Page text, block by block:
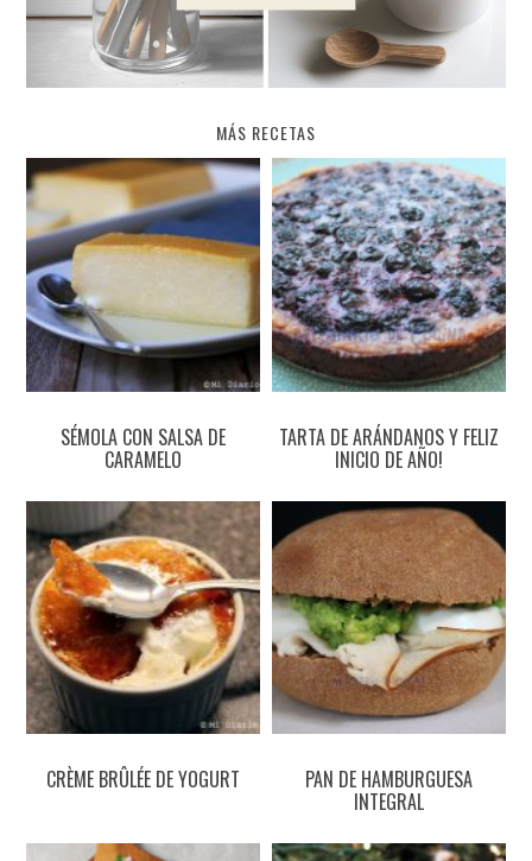
MÁS RECETAS
SÉMOLA CON SALSA DE
CARAMELO
TARTA DE ARÁNDANOS Y FELIZ
INICIO DE AÑO!
CRÈME BRÛLÉE DE YOGURT PAN DE HAMBURGUESA
INTEGRAL